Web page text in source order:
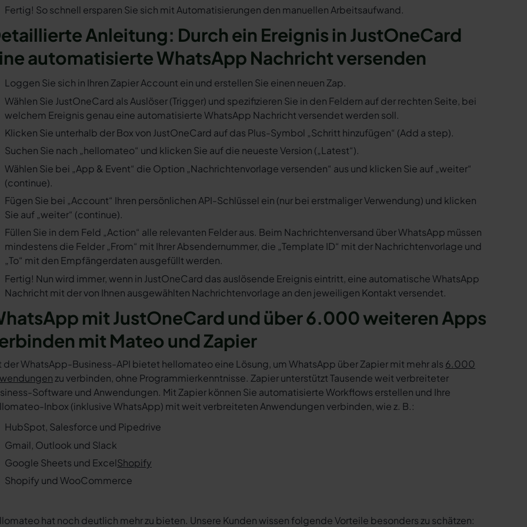
Fertig! So schnell ersparen Sie sich mit Automatisierungen den manuellen Arbeitsaufwand.
Anleitung: Durch ein Ereignis in JustOneCard
automatisierte WhatsApp Nachricht versenden
Loggen Sie sich in Ihren Zapier Account ein und erstellen Sie einen neuen Zap.
Wählen Sie JustOneCard als Auslöser (Trigger) und spezifizieren Sie in den Feldern auf der rechten Seite, bei
welchem Ereignis genau eine automatisierte WhatsApp Nachricht versendet werden soll.
Klicken Sie unterhalb der Box von JustOneCard auf das Plus-Symbol „Schritt hinzufügen“ (Add a step).
Suchen Sie nach „hellomateo“ und klicken Sie auf die neueste Version („Latest“).
Wählen Sie bei „App & Event“ die Option „Nachrichtenvorlage versenden“ aus und klicken Sie auf „weiter“
(continue).
Fügen Sie bei „Account“ Ihren persönlichen API-Schlüssel ein (nur bei erstmaliger Verwendung) und klicken
Sie auf „weiter“ (continue).
Füllen Sie in dem Feld „Action“ alle relevanten Felder aus. Beim Nachrichtenversand über WhatsApp müssen
mindestens die Felder „From“ mit Ihrer Absendernummer, die „Template ID“ mit der Nachrichtenvorlage und
„To“ mit den Empfängerdaten ausgefüllt werden.
Fertig! Nun wird immer, wenn in JustOneCard das auslösende Ereignis eintritt, eine automatische WhatsApp
Nachricht mit der von Ihnen ausgewählten Nachrichtenvorlage an den jeweiligen Kontakt versendet.
mit JustOneCard und über 6.000 weiteren Apps
mit Mateo und Zapier
der WhatsApp-Business-API bietet hellomateo eine Lösung, um WhatsApp über Zapier mit mehr als 6.000
zu verbinden, ohne Programmierkenntnisse. Zapier unterstützt Tausende weit verbreiteter
Software und Anwendungen. Mit Zapier können Sie automatisierte Workflows erstellen und Ihre
Inbox (inklusive WhatsApp) mit weit verbreiteten Anwendungen verbinden, wie z. B.:
HubSpot, Salesforce und Pipedrive
Gmail, Outlook und Slack
Google Sheets und ExcelShopify
Shopify und WooCommerce
hat noch deutlich mehr zu bieten. Unsere Kunden wissen folgende Vorteile besonders zu schätzen: